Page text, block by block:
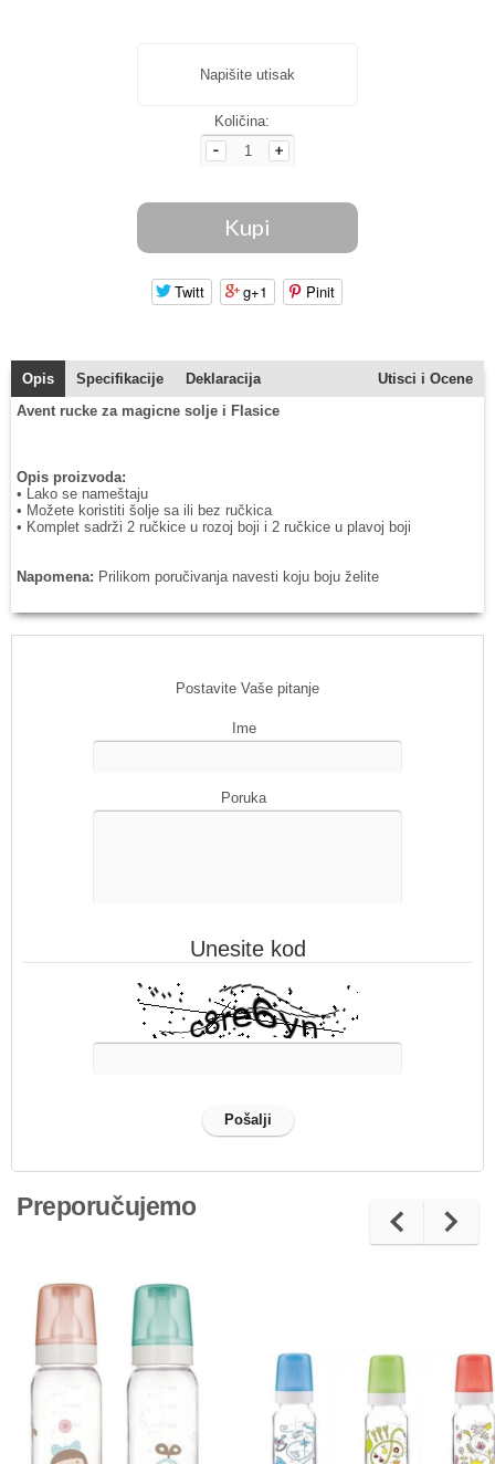
Napišite utisak
Količina:
Twitt g+1 Pinit
Opis Specifikacije Deklaracija
Utisci i Ocene
Avent rucke za magicne solje i Flasice
Opis proizvoda:
• Lako se nameštaju
• Možete koristiti šolje sa ili bez ručkica
• Komplet sadrži 2 ručkice u rozoj boji i 2 ručkice u plavoj boji
Napomena: Prilikom poručivanja navesti koju boju želite
Postavite Vaše pitanje
Ime
Poruka
Unesite kod
Preporučujemo